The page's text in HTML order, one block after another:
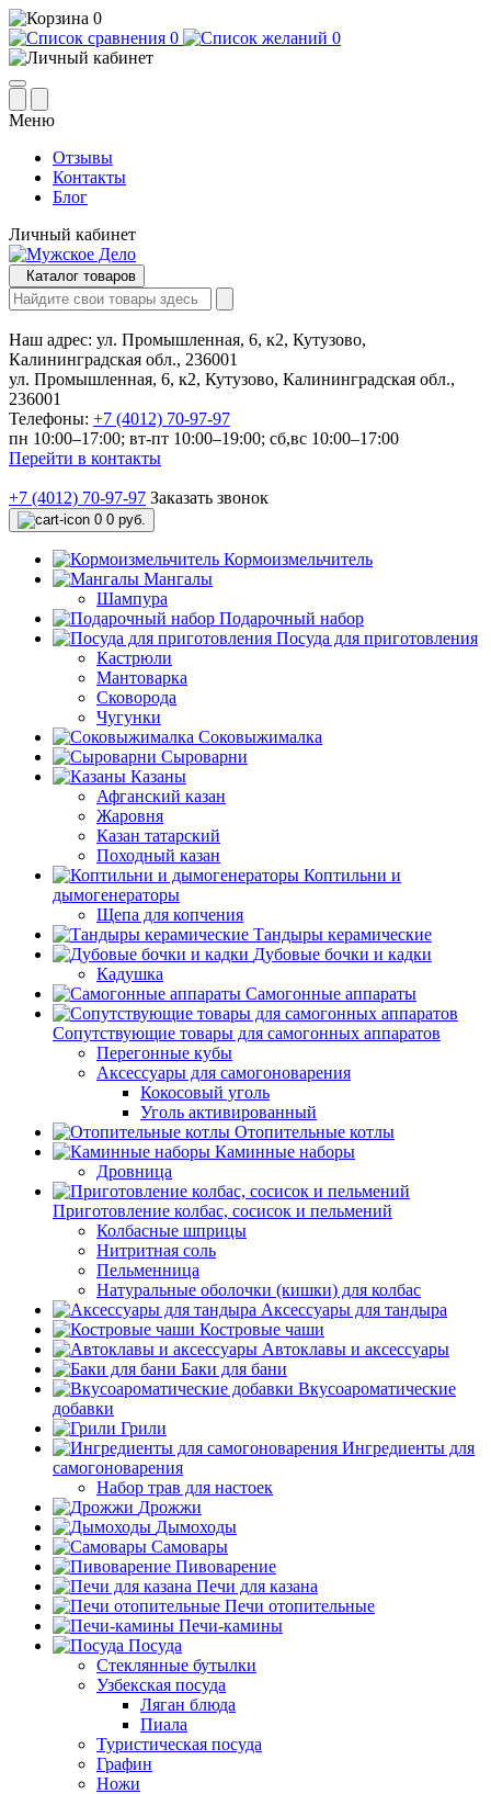
0
0
0
Меню
Отзывы
Контакты
Блог
Личный кабинет
Каталог товаров
Наш адрес: ул. Промышленная, 6, к2, Кутузово,
Калининградская обл., 236001
ул. Промышленная, 6, к2, Кутузово, Калининградская обл.,
236001
Телефоны: +7 (4012) 70-97-97
пн 10:00–17:00; вт-пт 10:00–19:00; сб,вс 10:00–17:00
Перейти в контакты
+7 (4012) 70-97-97 Заказать звонок
0 0 руб.
Кормоизмельчитель
Мангалы
Шампура
Подарочный набор
Посуда для приготовления
Кастрюли
Мантоварка
Сковорода
Чугунки
Соковыжималка
Сыроварни
Казаны
Афганский казан
Жаровня
Казан татарский
Походный казан
Коптильни и
дымогенераторы
Щепа для копчения
Тандыры керамические
Дубовые бочки и кадки
Кадушка
Самогонные аппараты
Сопутствующие товары для самогонных аппаратов
Перегонные кубы
Аксессуары для самогоноварения
Кокосовый уголь
Уголь активированный
Отопительные котлы
Каминные наборы
Дровница
Приготовление колбас, сосисок и пельмений
Колбасные шприцы
Нитритная соль
Пельменница
Натуральные оболочки (кишки) для колбас
Аксессуары для тандыра
Костровые чаши
Автоклавы и аксессуары
Баки для бани
Вкусоароматические
добавки
Грили
Ингредиенты для
самогоноварения
Набор трав для настоек
Дрожжи
Дымоходы
Самовары
Пивоварение
Печи для казана
Печи отопительные
Печи-камины
Посуда
Стеклянные бутылки
Узбекская посуда
Ляган блюда
Пиала
Туристическая посуда
Графин
Ножи